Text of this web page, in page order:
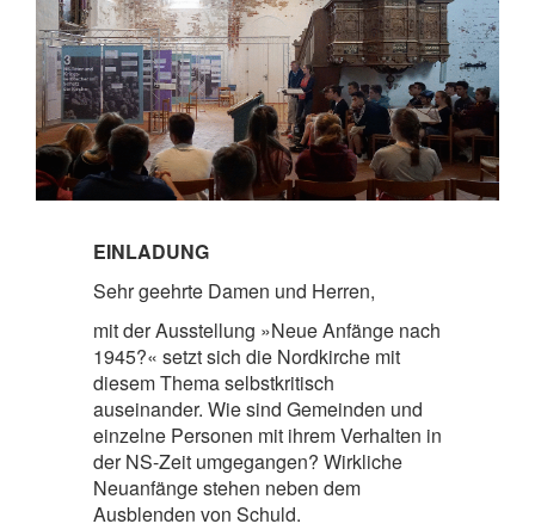
EINLADUNG
Sehr geehrte Damen und Herren,
mit der Ausstellung »Neue Anfänge nach
1945?« setzt sich die Nordkirche mit
diesem Thema selbstkritisch
auseinander. Wie sind Gemeinden und
einzelne Personen mit ihrem Verhalten in
der NS-Zeit umgegangen? Wirkliche
Neuanfänge stehen neben dem
Ausblenden von Schuld.